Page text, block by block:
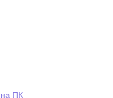
на ПК